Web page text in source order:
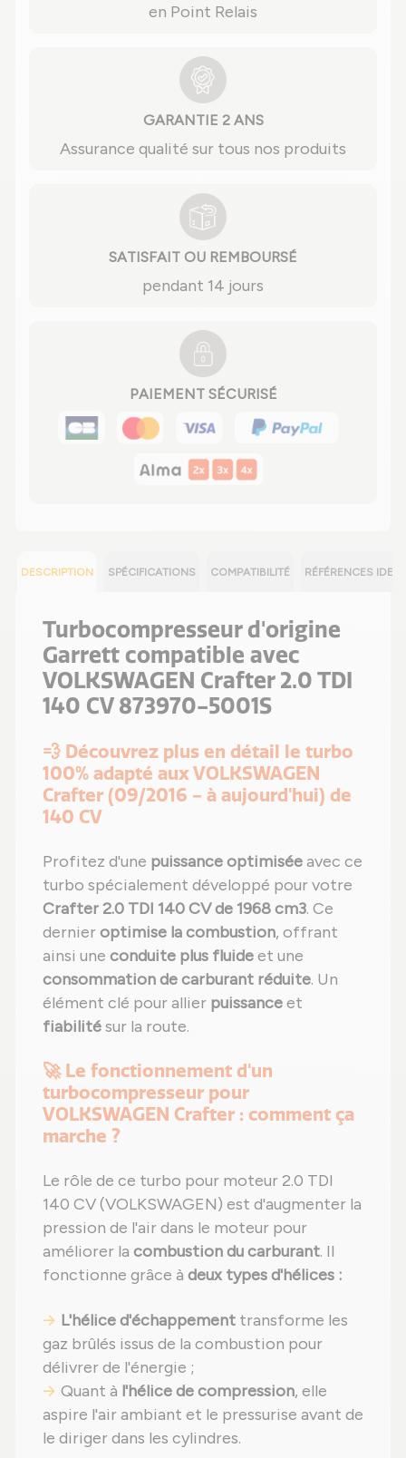
en Point Relais
GARANTIE 2 ANS
Assurance qualité sur tous nos produits
SATISFAIT OU REMBOURSÉ
pendant 14 jours
PAIEMENT SÉCURISÉ
DESCRIPTION SPÉCIFICATIONS COMPATIBILITÉ RÉFÉRENCES
Turbocompresseur d'origine
Garrett compatible avec
VOLKSWAGEN Crafter 2.0 TDI
140 CV 873970-5001S
💨 Découvrez plus en détail le turbo
100% adapté aux VOLKSWAGEN
Crafter (09/2016 - à aujourd'hui) de
140 CV
Profitez d'une puissance optimiséeavec ce
turbo spécialement développé pour votre
Crafter 2.0 TDI 140 CV de 1968 cm3. Ce
dernieroptimise la combustion, offrant
ainsi une conduite plus fluideet une
consommation de carburant réduite. Un
élément clé pour allier puissanceet
fiabilitésur la route.
🚀 Le fonctionnement d'un
turbocompresseur pour
VOLKSWAGEN Crafter : comment ça
marche ?
Le rôle de ce turbo pour moteur 2.0 TDI
140 CV (VOLKSWAGEN) est d'augmenter la
pression de l'air dans le moteur pour
améliorer la combustion du carburant. Il
fonctionne grâce à deux types d'hélices :
L'hélice d'échappement transforme les
gaz brûlés issus de la combustion pour
délivrer de l'énergie ;
Quant à l'hélice de compression, elle
aspire l'air ambiant et le pressurise avant de
le diriger dans les cylindres.